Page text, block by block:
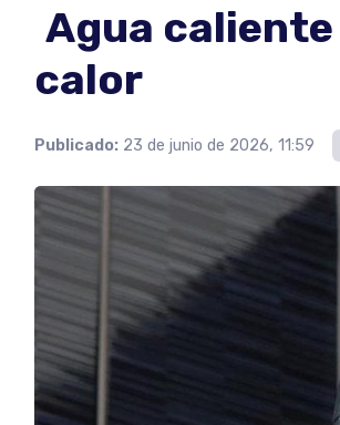
Agua
calor
Publicado: 23 de junio de 2026, 11:59